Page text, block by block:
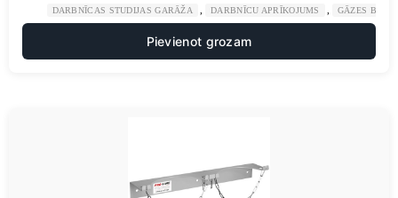
DARBNĪCAS STUDIJAS GARĀŽA DARBNĪCU APRĪKOJUMS GĀZES
Pievienot grozam